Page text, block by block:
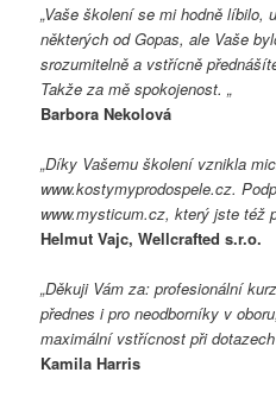
„Vaše školení se mi hodně líbilo,
některých od Gopas, ale Vaše
srozumitelně a vstřícně
Takže za mě spokojenost. „
Barbora Nekolová
„Díky Vašemu školení vznikla
www.kostymyprodospele.cz.
www.mysticum.cz, který jste též
Helmut Vajc, Wellcrafted s.r.o.
„Děkuji Vám za: profesionální
přednes i pro neodborníky v
maximální vstřícnost při
Kamila Harris